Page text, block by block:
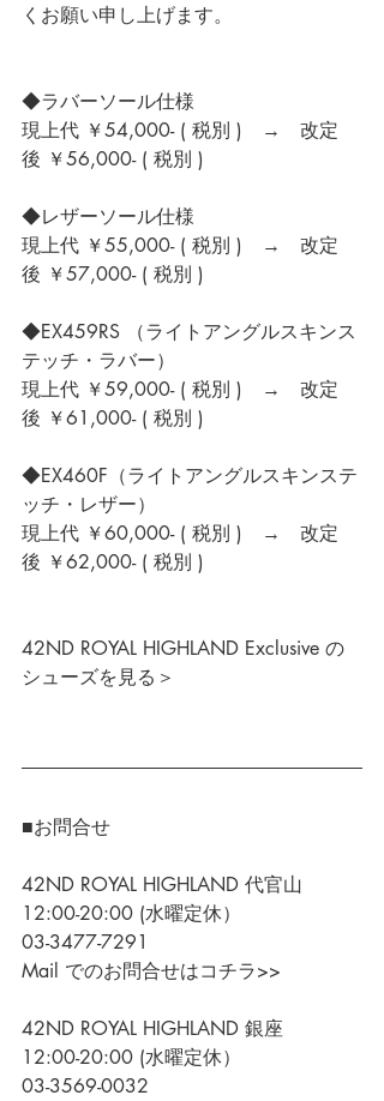
くお願い申し上げます。
◆ラバーソール仕様
現上代 ￥54,000- ( 税別 )　→　改定
後 ￥56,000- ( 税別 )
◆レザーソール仕様
現上代 ￥55,000- ( 税別 )　→　改定
後 ￥57,000- ( 税別 )
◆EX459RS （ライトアングルスキンス
テッチ・ラバー）
現上代 ￥59,000- ( 税別 )　→　改定
後 ￥61,000- ( 税別 )
◆EX460F（ライトアングルスキンステ
ッチ・レザー）
現上代 ￥60,000- ( 税別 )　→　改定
後 ￥62,000- ( 税別 )
42ND ROYAL HIGHLAND Exclusive の
シューズを見る＞
■お問合せ
42ND ROYAL HIGHLAND 代官山
12:00-20:00 (水曜定休）
03-3477-7291
Mail でのお問合せはコチラ>>
42ND ROYAL HIGHLAND 銀座
12:00-20:00 (水曜定休）
03-3569-0032